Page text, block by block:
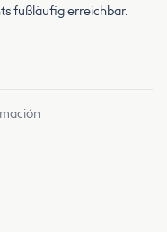
fußläufig erreichbar.